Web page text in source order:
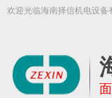
欢迎光临海南择信机电设备
三亚发电机出租、琼海发